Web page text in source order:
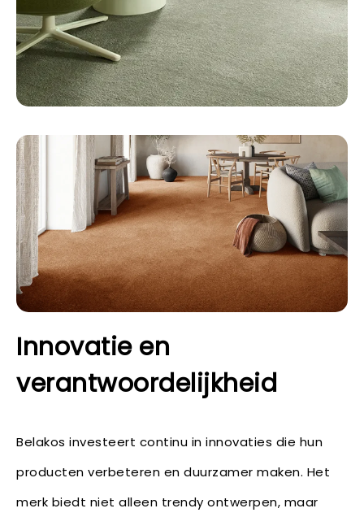
Innovatie en
verantwoordelijkheid
Belakos investeert continu in innovaties die hun
producten verbeteren en duurzamer maken. Het
merk biedt niet alleen trendy ontwerpen, maar